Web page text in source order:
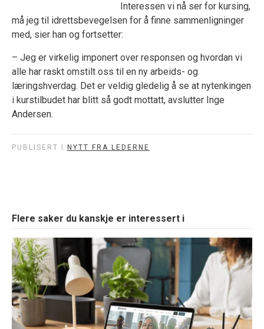
Interessen vi nå ser for kursing,
må jeg til idrettsbevegelsen for å finne sammenligninger
med, sier han og fortsetter:
– Jeg er virkelig imponert over responsen og hvordan vi
alle har raskt omstilt oss til en ny arbeids- og
læringshverdag. Det er veldig gledelig å se at nytenkingen
i kurstilbudet har blitt så godt mottatt, avslutter Inge
Andersen.
PUBLISERT I NYTT FRA LEDERNE
Flere saker du kanskje er interessert i